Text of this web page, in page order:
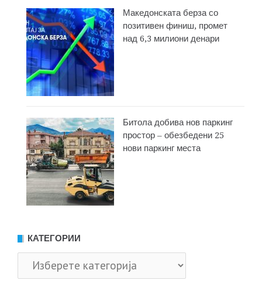
Македонската берза со
позитивен финиш, промет
над 6,3 милиони денари
Битола добива нов паркинг
простор – обезбедени 25
нови паркинг места
КАТЕГОРИИ
Категории